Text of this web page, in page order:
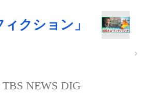
クション」
TBS NEWS DIG